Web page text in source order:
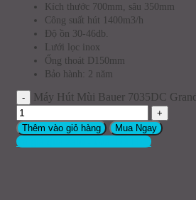
Kích thước 700mm, sâu 350mm
Công suất hút 1400m3/h
Độ ồn 30-46db.
Lưới lọc inox
Ống thoát D150mm
Bảo hành: 2 năm
Máy Hút Mùi Bauer 7035DC
Thêm vào giỏ hàng Mua Ngay
trả giá qua zalo - Giá Tốt Hơn